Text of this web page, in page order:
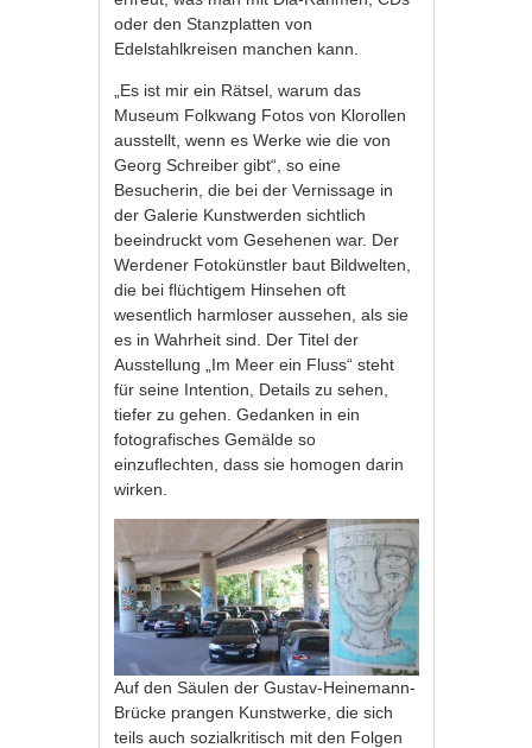
oder den Stanzplatten von
Edelstahlkreisen manchen kann.
„Es ist mir ein Rätsel, warum das
Museum Folkwang Fotos von Klorollen
ausstellt, wenn es Werke wie die von
Georg Schreiber gibt“, so eine
Besucherin, die bei der Vernissage in
der Galerie Kunstwerden sichtlich
beeindruckt vom Gesehenen war. Der
Werdener Fotokünstler baut Bildwelten,
die bei flüchtigem Hinsehen oft
wesentlich harmloser aussehen, als sie
es in Wahrheit sind. Der Titel der
Ausstellung „Im Meer ein Fluss“ steht
für seine Intention, Details zu sehen,
tiefer zu gehen. Gedanken in ein
fotografisches Gemälde so
einzuflechten, dass sie homogen darin
wirken.
Auf den Säulen der Gustav-Heinemann-
Brücke prangen Kunstwerke, die sich
teils auch sozialkritisch mit den Folgen